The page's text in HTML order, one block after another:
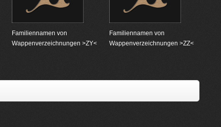
Familiennamen von
Wappenverzeichnungen >ZY<
Familiennamen von
Wappenverzeichnungen >ZZ<